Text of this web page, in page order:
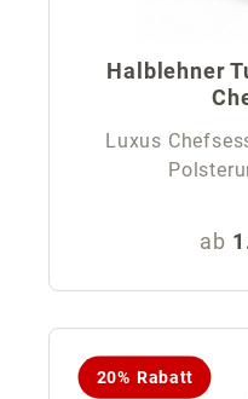
Halblehner
Luxus
ab
20% Rabatt